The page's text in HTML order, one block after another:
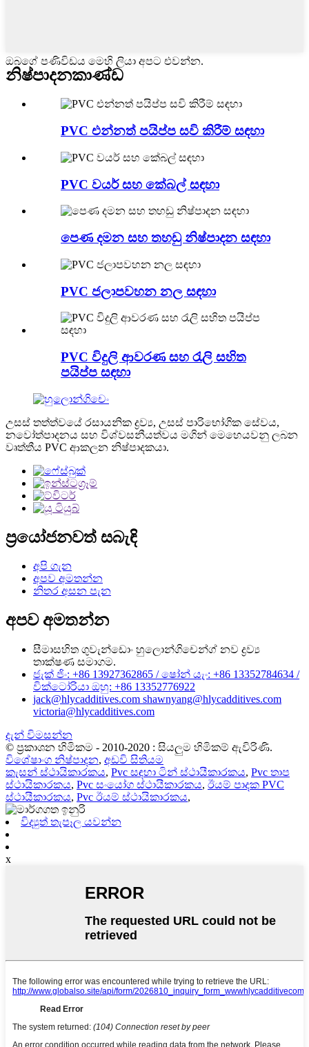
ඔබගේ පණිවිඩය මෙහි ලියා අපට එවන්න.
නිෂ්පාදනකාණ්ඩ
PVC එන්නත් පයිප්ප සවි කිරීම් සඳහා
PVC වයර් සහ කේබල් සඳහා
පෙණ දමන සහ තහඩු නිෂ්පාදන සඳහා
PVC ජලාපවහන නල සඳහා
PVC විදුලි ආවරණ සහ රැලි සහිත
පයිප්ප සඳහා
උසස් තත්ත්වයේ රසායනික ද්‍රව්‍ය, උසස් පාරිභෝගික සේවය,
නවෝත්පාදනය සහ විශ්වසනීයත්වය මගින් මෙහෙයවනු ලබන
වෘත්තීය PVC ආකලන නිෂ්පාදකයා.
ප්‍රයෝජනවත් සබැඳි
අපි ගැන
අපව අමතන්න
නිතර අසන පැන
අපව අමතන්න
සීමාසහිත ගුවැන්ඩොං හුලොන්ගිචෙන්ග් නව ද්‍රව්‍ය
තාක්ෂණ සමාගම.
ජැක් ජිං: +86 13927362865 / ෂෝන් යැං: +86 13352784634 /
වික්ටෝරියා ඔහු: +86 13352776922
jack@hlycadditives.com shawnyang@hlycadditives.com
victoria@hlycadditives.com
දැන් විමසන්න
© ප්‍රකාශන හිමිකම - 2010-2020 : සියලුම හිමිකම් ඇවිරිණි.
විශේෂාංග නිෂ්පාදන, අඩවි සිතියම
කැසන් ස්ථායිකාරකය, Pvc සඳහා ටින් ස්ථායීකාරකය, Pvc තාප
ස්ථායිකාරකය, Pvc සංයෝග ස්ථායීකාරකය, ඊයම් පාදක PVC
ස්ථායීකාරකය, Pvc ඊයම් ස්ථායිකාරකය,
විද්‍යුත් තැපෑල යවන්න
x